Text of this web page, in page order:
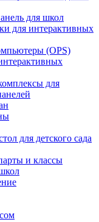
для школ
для интерактивных
(OPS)
для
для детского сада
и классы